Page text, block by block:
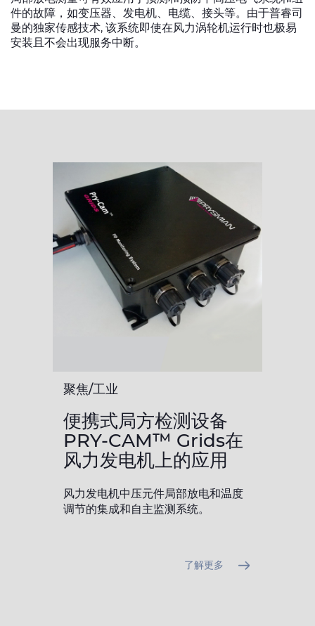
件的故障，如变压器、发电机、电缆、接头等。由于普睿司
曼的独家传感技术, 该系统即使在风力涡轮机运行时也极易
安装且不会出现服务中断。
聚焦/工业
便携式局方检测设备
PRY-CAM™ Grids在
风力发电机上的应用
风力发电机中压元件局部放电和温度
调节的集成和自主监测系统。
了解更多